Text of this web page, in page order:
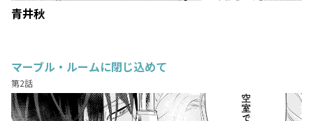
青井秋
マーブル・ルームに閉じ込めて
第2話